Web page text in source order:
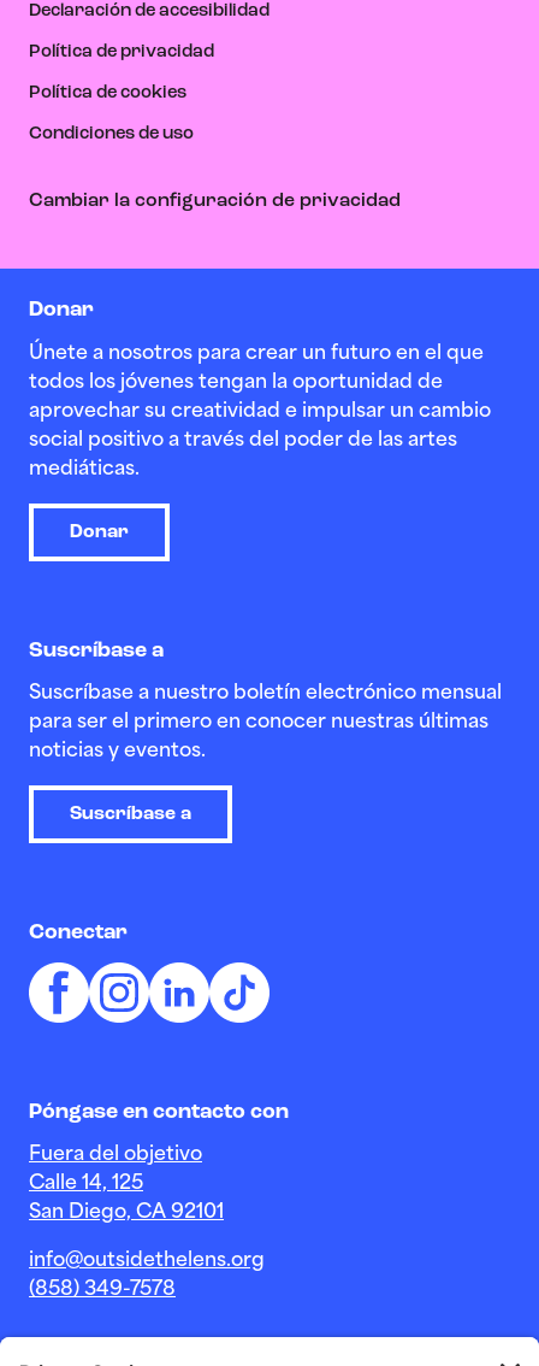
Donar
Únete a nosotros para crear un futuro en el que
todos los jóvenes tengan la oportunidad de
aprovechar su creatividad e impulsar un cambio
social positivo a través del poder de las artes
mediáticas.
Donar
Suscríbase a
Suscríbase a nuestro boletín electrónico mensual
para ser el primero en conocer nuestras últimas
noticias y eventos.
Suscríbase a
Conectar
Póngase en contacto con
Fuera del objetivo
Calle 14, 125
San Diego, CA 92101
info@outsidethelens.org
(858) 349-7578
Declaración de accesibilidad
Política de privacidad
Política de cookies
Condiciones de uso
Cambiar la configuración de privacidad